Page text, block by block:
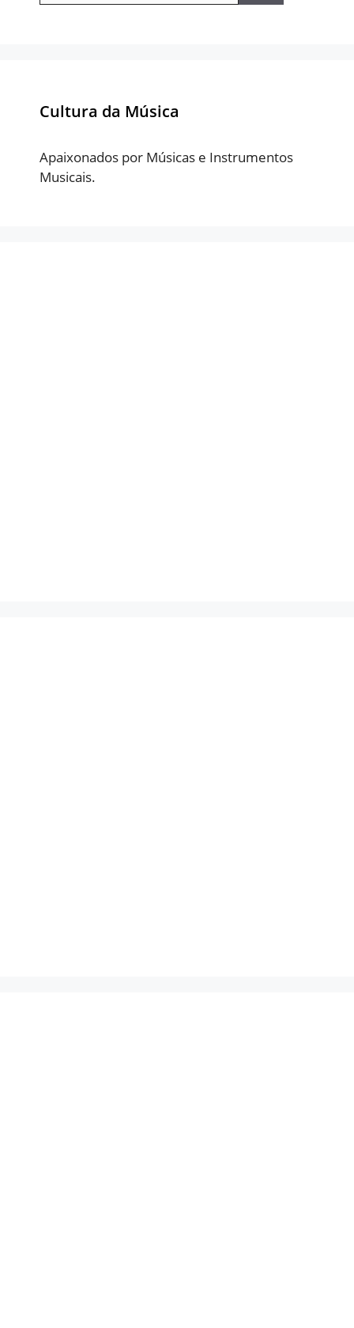
Cultura da Música
Apaixonados por Músicas e Instrumentos
Musicais.